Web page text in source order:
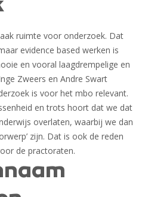
ruimte voor onderzoek. Dat
evidence based werken is
en vooral laagdrempelige en
Zweers en Andre Swart
is voor het mbo relevant.
en trots hoort dat we dat
overlaten, waarbij we dan
zijn. Dat is ook de reden
de practoraten.